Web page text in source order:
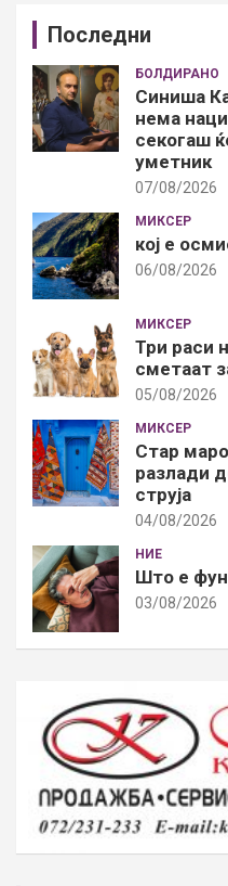
Последни
БОЛДИРАНО
Синиша
нема
секогаш
уметник
07/08/2026
МИКСЕР
кој е
06/08/2026
МИКСЕР
Три раси
сметаат
05/08/2026
МИКСЕР
Стар
разлади
струја
04/08/2026
НИЕ
Што е
03/08/2026